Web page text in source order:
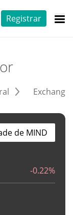
Registrar
-0.22%
de MIND